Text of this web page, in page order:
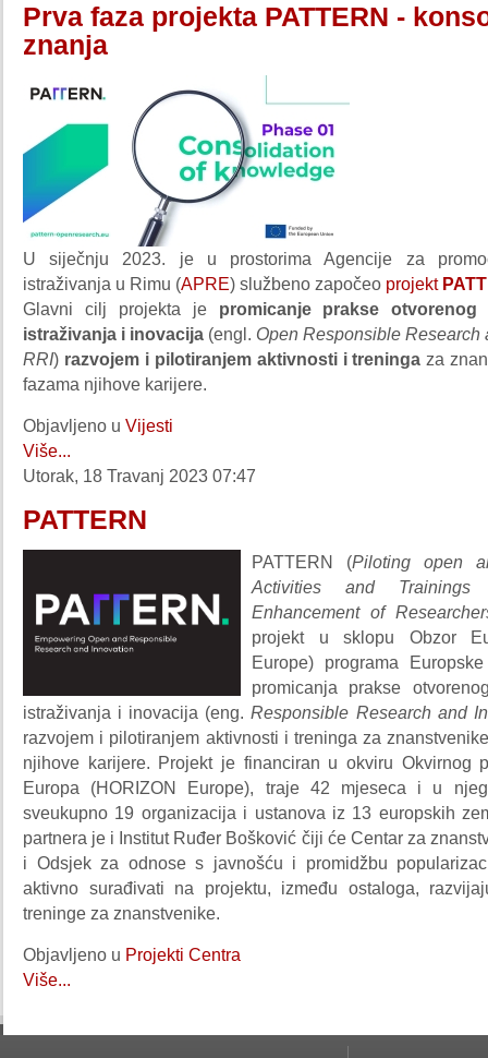
Prva faza projekta PATTERN -
znanja
U siječnju 2023. je u prostorima Agencije za
istraživanja u Rimu (APRE) službeno započeo projekt
Glavni cilj projekta je promicanje prakse
istraživanja i inovacija (engl. Open Responsible Research
RRI) razvojem i pilotiranjem aktivnosti i treninga za
fazama njihove karijere.
Objavljeno u Vijesti
Više...
Utorak, 18 Travanj 2023 07:47
PATTERN
PATTERN (Piloting open
Activities and Trainings
Enhancement of
projekt u sklopu Obzor
Europe) programa
promicanja prakse
istraživanja i inovacija (eng.Responsible Research and
razvojem i pilotiranjem aktivnosti i treninga za
njihove karijere. Projekt je financiran u okviru Okvirnog
Europa (HORIZON Europe), traje 42 mjeseca i u
sveukupno 19 organizacija i ustanova iz 13 europskih
partnera je i Institut Ruđer Bošković čiji će Centar za
i Odsjek za odnose s javnošću i promidžbu
aktivno surađivati na projektu, između ostaloga,
treninge za znanstvenike.
Objavljeno u Projekti Centra
Više...